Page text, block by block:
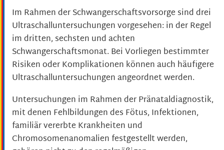
Im Rahmen der Schwangerschaftsvorsorge sind drei
Ultraschalluntersuchungen vorgesehen: in der Regel
im dritten, sechsten und achten
Schwangerschaftsmonat. Bei Vorliegen bestimmter
Risiken oder Komplikationen können auch häufigere
Ultraschalluntersuchungen angeordnet werden.
Untersuchungen im Rahmen der Pränataldiagnostik,
mit denen Fehlbildungen des Fötus, Infektionen,
familiär vererbte Krankheiten und
Chromosomenanomalien festgestellt werden,